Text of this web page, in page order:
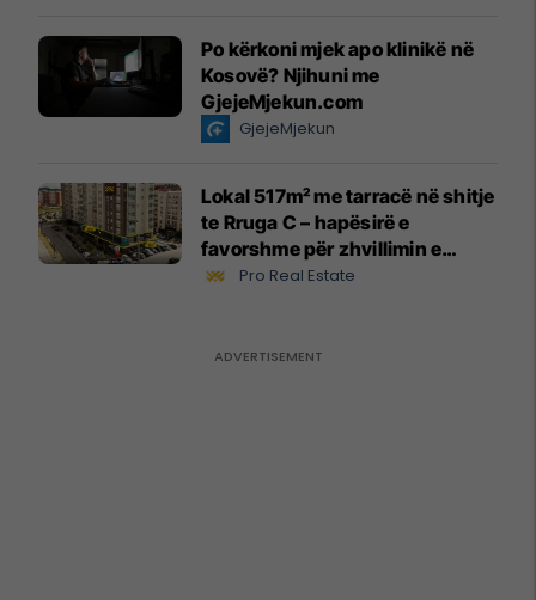
Po kërkoni mjek apo klinikë në
Kosovë? Njihuni me
GjejeMjekun.com
GjejeMjekun
Lokal 517m² me tarracë në shitje
te Rruga C – hapësirë e
favorshme për zhvillimin e
biznesit #15796
Pro Real Estate